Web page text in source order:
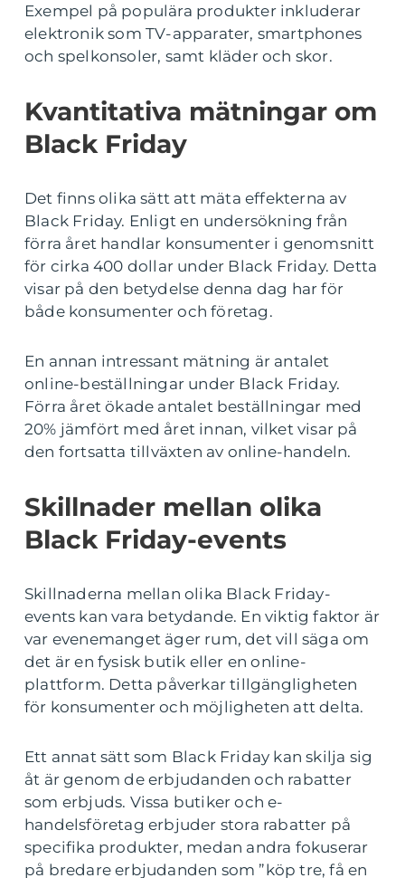
Exempel på populära produkter inkluderar
elektronik som TV-apparater, smartphones
och spelkonsoler, samt kläder och skor.
Kvantitativa mätningar om
Black Friday
Det finns olika sätt att mäta effekterna av
Black Friday. Enligt en undersökning från
förra året handlar konsumenter i genomsnitt
för cirka 400 dollar under Black Friday. Detta
visar på den betydelse denna dag har för
både konsumenter och företag.
En annan intressant mätning är antalet
online-beställningar under Black Friday.
Förra året ökade antalet beställningar med
20% jämfört med året innan, vilket visar på
den fortsatta tillväxten av online-handeln.
Skillnader mellan olika
Black Friday-events
Skillnaderna mellan olika Black Friday-
events kan vara betydande. En viktig faktor är
var evenemanget äger rum, det vill säga om
det är en fysisk butik eller en online-
plattform. Detta påverkar tillgängligheten
för konsumenter och möjligheten att delta.
Ett annat sätt som Black Friday kan skilja sig
åt är genom de erbjudanden och rabatter
som erbjuds. Vissa butiker och e-
handelsföretag erbjuder stora rabatter på
specifika produkter, medan andra fokuserar
på bredare erbjudanden som ”köp tre, få en